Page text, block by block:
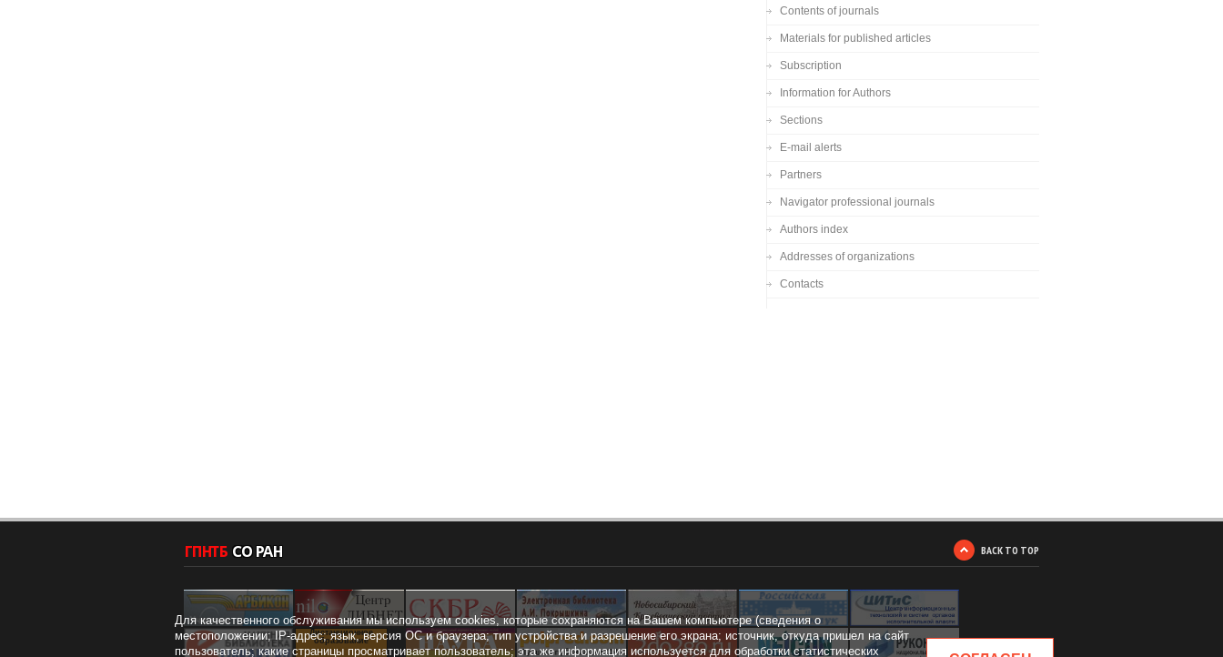
Contents of journals
Materials for published articles
Subscription
Information for Authors
Sections
E-mail alerts
Partners
Navigator professional journals
Authors index
Addresses of organizations
Contacts
BACK TO TOP
Дистанционное
образование
Для качественного обслуживания мы используем cookies, которые сохраняются на Вашем компьютере (сведения о
местоположении; IP-адрес; язык, версия ОС и браузера; тип устройства и разрешение его экрана; источник, откуда пришел на сайт
пользователь; какие страницы просматривает пользователь; эта же информация используется для обработки статистических